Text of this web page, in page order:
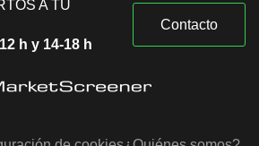
A TU
h y 14-18 h
Contacto